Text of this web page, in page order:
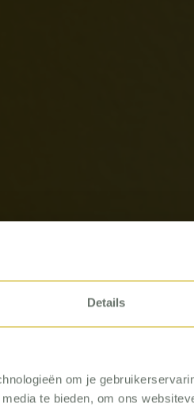
Details
om je
te bieden, om ons